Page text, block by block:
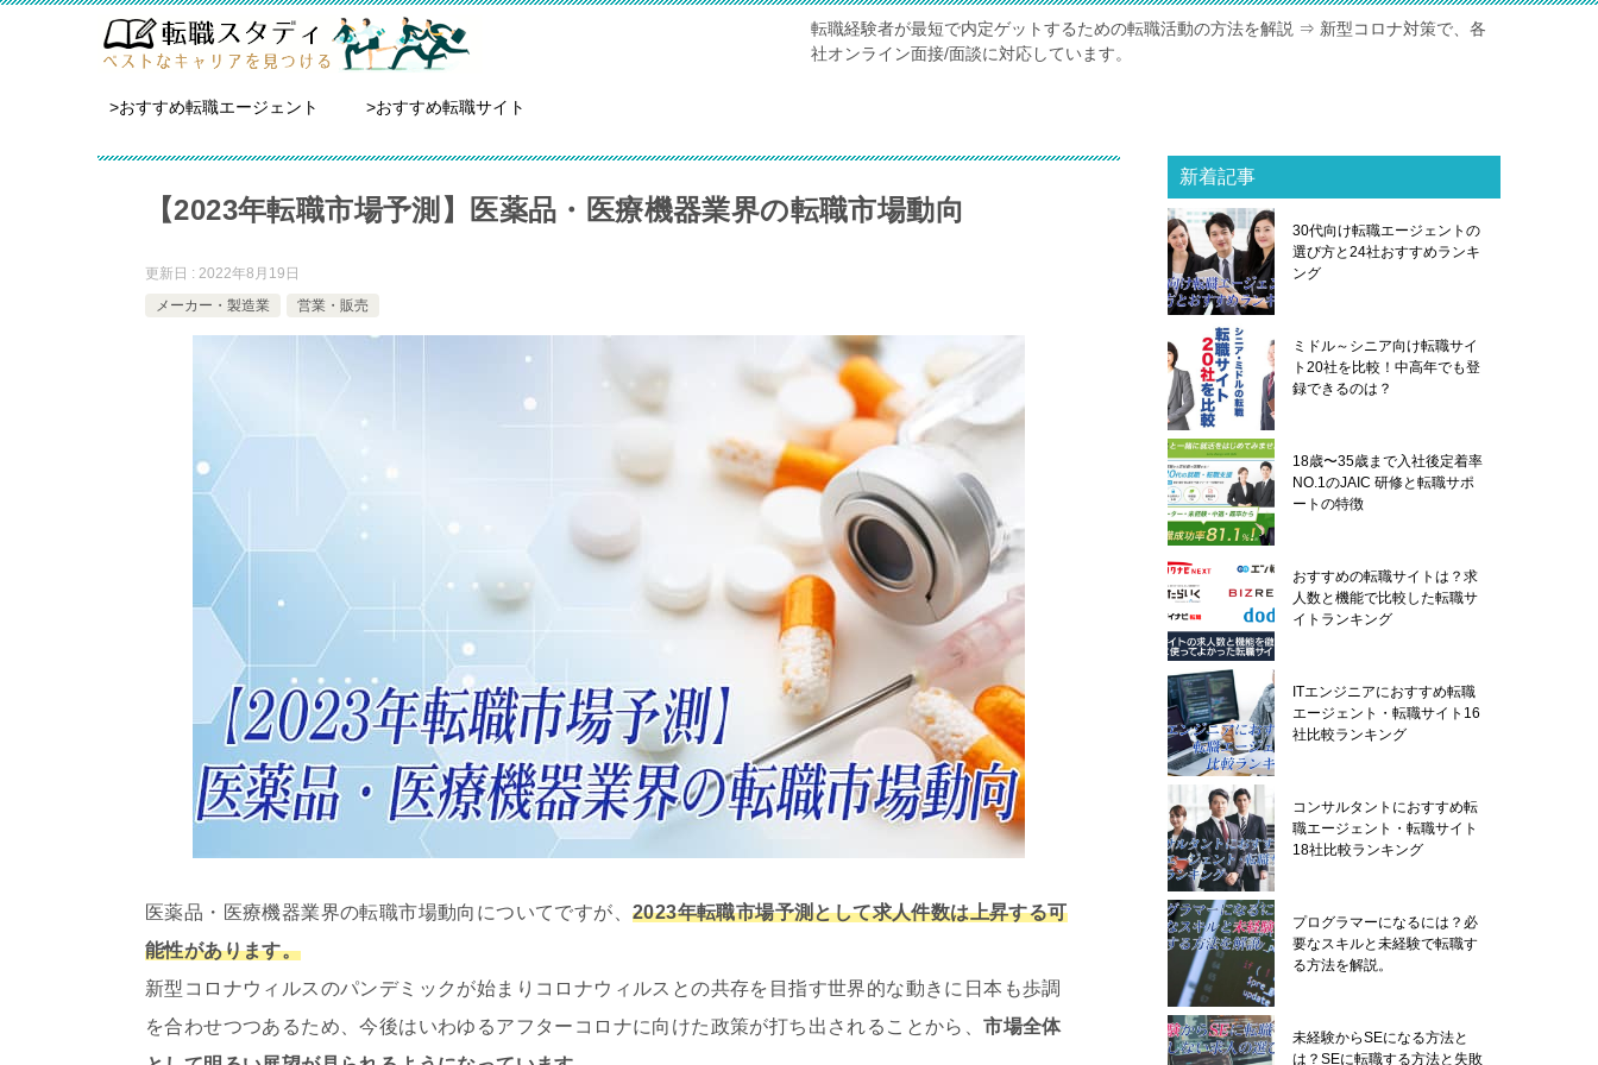
転職経験者が最短で内定ゲットするための転職活動の方法を解説 ⇒ 新型コロナ対策で、各
社オンライン面接/面談に対応しています。
>おすすめ転職エージェント >おすすめ転職サイト
【2023年転職市場予測】医薬品・医療機器業界の転職市場動向
更新日 : 2022年8月19日
メーカー・製造業
営業・販売
医薬品・医療機器業界の転職市場動向についてですが、 2023年転職市場予測として求人件数は上昇する可
能性があります。
新型コロナウィルスのパンデミックが始まりコロナウィルスとの共存を目指す世界的な動きに日本も歩調
を合わせつつあるため、今後はいわゆるアフターコロナに向けた政策が打ち出されることから、市場全体
新着記事
30代向け転職エージェントの
選び方と24社おすすめランキ
ング
ミドル～シニア向け転職サイ
ト20社を比較！中高年でも登
録できるのは？
18歳〜35歳まで入社後定着率
NO.1のJAIC 研修と転職サポ
ートの特徴
おすすめの転職サイトは？求
人数と機能で比較した転職サ
イトランキング
ITエンジニアにおすすめ転職
エージェント・転職サイト16
社比較ランキング
コンサルタントにおすすめ転
職エージェント・転職サイト
18社比較ランキング
プログラマーになるには？必
要なスキルと未経験で転職す
る方法を解説。
未経験からSEになる方法と
は？SEに転職する方法と失敗